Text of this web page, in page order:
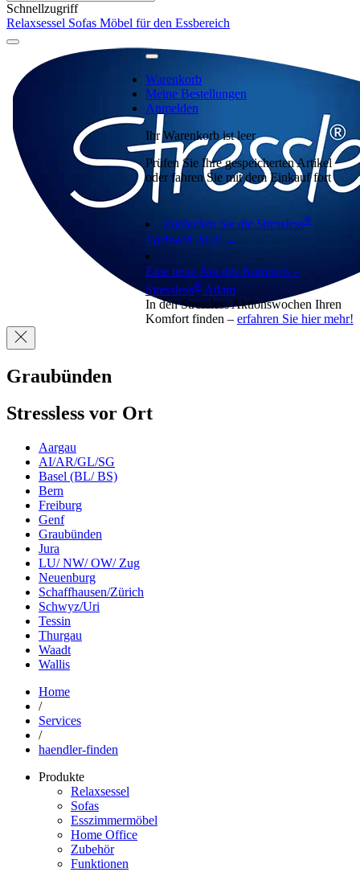
Schnellzugriff
Relaxsessel Sofas Möbel für den Essbereich
Warenkorb
Meine Bestellungen
Anmelden
Ihr Warenkorb ist leer
Prüfen Sie Ihre gespeicherten Artikel
oder fahren Sie mit dem Einkauf fort
Entdecken Sie die Stressless®
Farbwelt 2026 →
Eine neue Ära des Komforts –
Stressless®Adam
In den Stressless Aktionswochen Ihren
Komfort finden – erfahren Sie hier mehr!
Graubünden
Stressless vor Ort
Aargau
AI/AR/GL/SG
Basel (BL/ BS)
Bern
Freiburg
Genf
Graubünden
Jura
LU/ NW/ OW/ Zug
Neuenburg
Schaffhausen/Zürich
Schwyz/Uri
Tessin
Thurgau
Waadt
Wallis
Home
/
Services
/
haendler-finden
Produkte
Relaxsessel
Sofas
Esszimmermöbel
Home Office
Zubehör
Funktionen